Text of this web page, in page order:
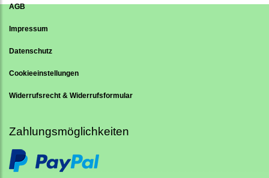
AGB
Impressum
Datenschutz
Cookieeinstellungen
Widerrufsrecht & Widerrufsformular
Zahlungsmöglichkeiten